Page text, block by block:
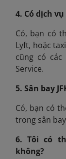
4. Có dịch
Có, bạn có
Lyft, hoặc
cũng có
Service.
5. Sân bay
Có, bạn có
trong sân
6. Tôi có
không?